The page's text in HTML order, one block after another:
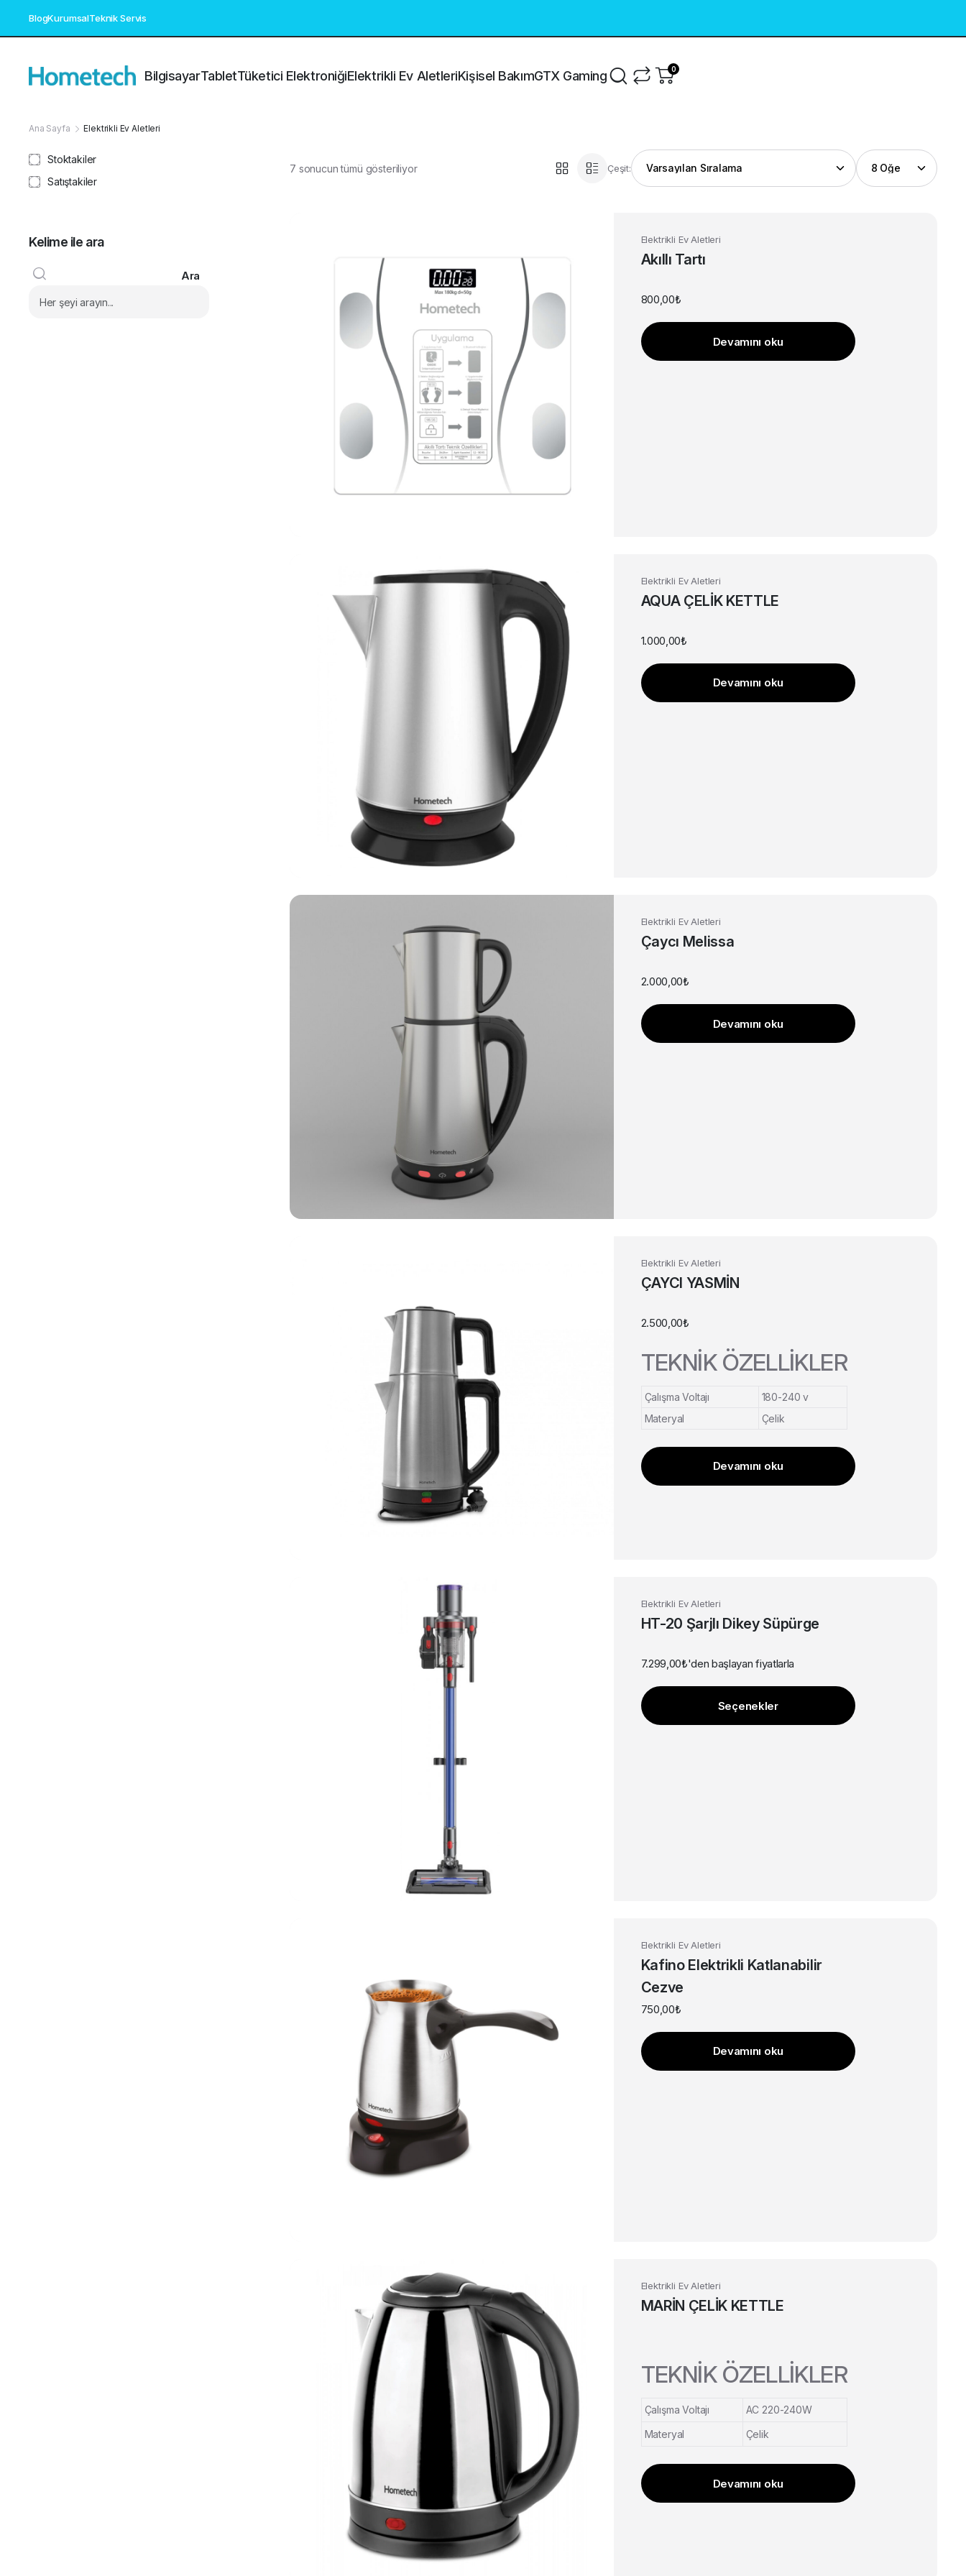
BlogKurumsalTeknik Servis
BilgisayarTabletTüketici ElektroniğiElektrikli Ev AletleriKişisel BakımGTX Gaming 0
Ana Sayfa Elektrikli Ev Aletleri
7 sonucun tümü gösteriliyor Çeşit:
Elektrikli Ev Aletleri
Akıllı Tartı
800,00₺
Devamını oku
Elektrikli Ev Aletleri
AQUA ÇELİK KETTLE
1.000,00₺
Devamını oku
Elektrikli Ev Aletleri
Çaycı Melissa
2.000,00₺
Devamını oku
Elektrikli Ev Aletleri
ÇAYCI YASMİN
2.500,00₺
TEKNİK ÖZELLİKLER
Çalışma Voltajı
180-240 v
Materyal
Çelik
Devamını oku
Elektrikli Ev Aletleri
HT-20 Şarjlı Dikey Süpürge
7.299,00₺'den başlayan fiyatlarla
Seçenekler
Bu
ürünün
varyasyonu
var.
Seçenekler
ürün
Elektrikli Ev Aletleri
Kafino Elektrikli Katlanabilir
Cezve
750,00₺
Devamını oku
Elektrikli Ev Aletleri
MARİN ÇELİK KETTLE
TEKNİK ÖZELLİKLER
Çalışma Voltajı
AC 220-240W
Materyal
Çelik
Devamını oku
Stoktakiler
Satıştakiler
Kelime ile ara
Ara